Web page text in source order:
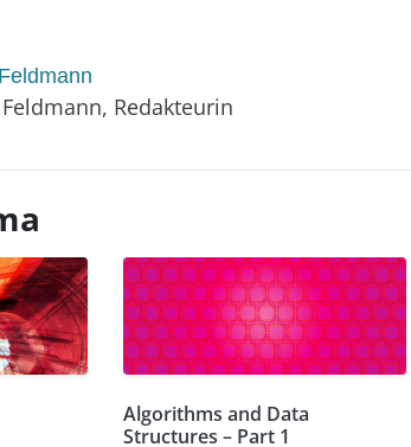
Redakteurin
Algorithms and Data
Structures – Part 1